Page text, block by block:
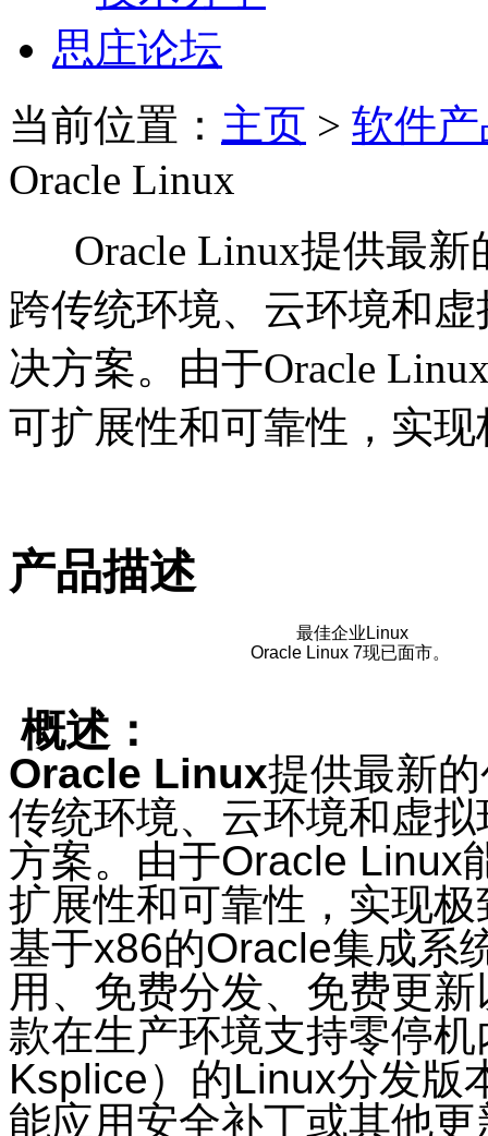
思庄论坛
当前位置： 主页 > 软件
Oracle Linux
Oracle Linux提供最新
跨传统环境、云环境和
决方案。由于Oracle
可扩展性和可靠性，实
产品描述
最佳企业Linux
Oracle Linux 7现已面市。
概述：
Oracle Linux提供最新
传统环境、云环境和虚
方案。由于Oracle Linux
扩展性和可靠性，实现
基于x86的Oracle集成系
用、免费分发、免费更
款在生产环境支持零停
Ksplice）的Linux分发版
能应用安全补丁或其他